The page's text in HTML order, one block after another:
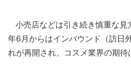
小売店などは引き続き慎重な
年6月からはインバウンド（訪日
れが再開され、コスメ業界の期待